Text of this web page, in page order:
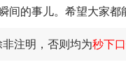
间的事儿。希望大家都
注明，否则均为秒下